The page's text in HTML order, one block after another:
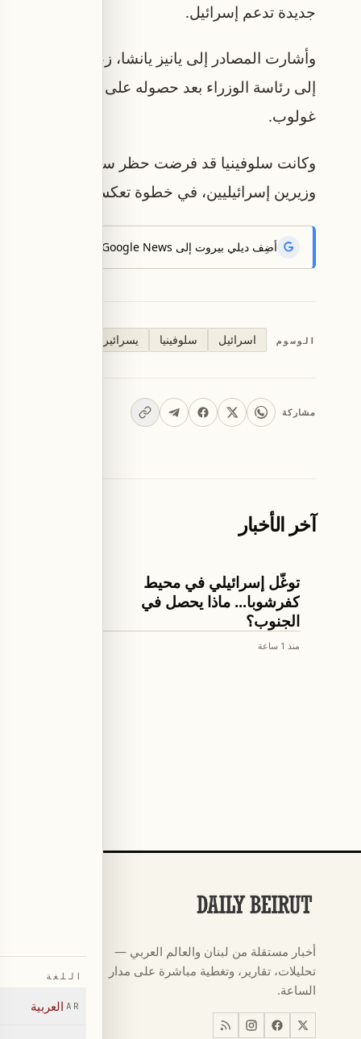
جديدة تدعم إسرائيل.
وأشارت المصادر إلى يانيز يانشا، زعيم اليمين
غولوب.
وكانت سلوفينيا قد فرضت حظر سفر على رئيس
وزيرين إسرائيليين، في خطوة تعكس تحولًا أوروبيًا
أضِف ديلي بيروت إلى Google News لتتلقّى أحدث الأخبار أوّلاً.
الوسوم اسرائيل سلوفينيا يسرائير
مشاركة
آخر الأخبار
اخبار لبنان
توغُّل إسرائيلي في محيط
كفرشوبا... ماذا يحصل في
الجنوب؟
منذ 1 ساعة
أخبار مستقلة من لبنان والعالم العربي —
تحليلات، تقارير، وتغطية مباشرة على مدار
الساعة.
كأس العالم
←أخبار
←اخبار لبنان
اللغة
AR العربية